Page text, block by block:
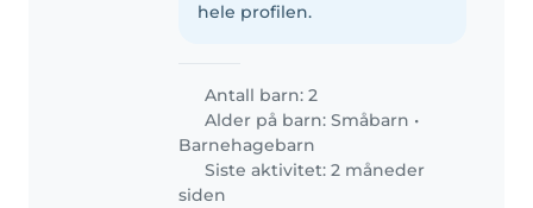
hele profilen.
Antall barn: 2
Alder på barn:Småbarn •
Barnehagebarn
Siste aktivitet: 2 måneder
siden